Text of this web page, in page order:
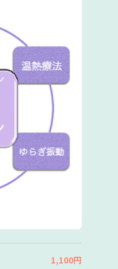
1,100円